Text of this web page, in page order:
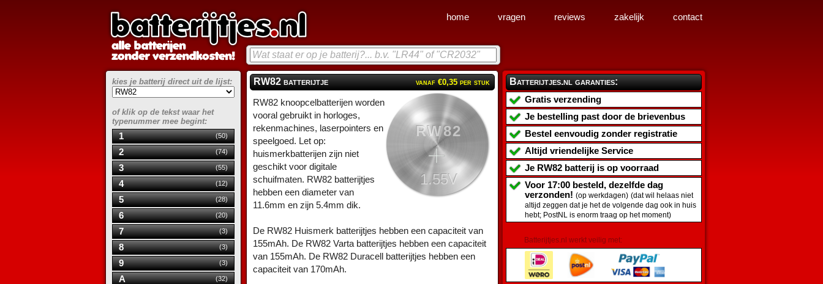
RW82 batterijtje vanaf €0,35 per stuk
RW82
1.55V
RW82 knoopcelbatterijen worden
vooral gebruikt in horloges,
rekenmachines, laserpointers en
speelgoed. Let op:
huismerkbatterijen zijn niet
geschikt voor digitale
schuifmaten. RW82 batterijtjes
hebben een diameter van
11.6mm en zijn 5.4mm dik.
De RW82 Huismerk batterijtjes hebben een capaciteit van
155mAh. De RW82 Varta batterijtjes hebben een capaciteit
van 155mAh. De RW82 Duracell batterijtjes hebben een
capaciteit van 170mAh.
kies je batterij direct uit de lijst:
of klik op de tekst waar het
typenummer mee begint:
1 (50)
2 (74)
3 (55)
4 (12)
5 (28)
6 (20)
7 (3)
8 (3)
9 (3)
A (32)
Batterijtjes.nl garanties:
Gratis verzending
Je bestelling past door de brievenbus
Bestel eenvoudig zonder registratie
Altijd vriendelijke Service
Je RW82 batterij is op voorraad
Voor 17:00 besteld, dezelfde dag
verzonden! (op werkdagen) (dat wil helaas niet
altijd zeggen dat je het de volgende dag ook in huis
hebt; PostNL is enorm traag op het moment)
Batterijtjes.nl werkt veilig met:
home vragen reviews zakelijk contact